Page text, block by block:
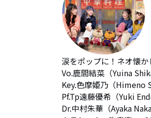
涙をポップに！ネオ懐
Vo.鹿間結菜（Yuina
Key.色摩姫乃（Himeno
Pf.Tp遠藤優希（Yuki
Dr.中村朱華（Ayaka